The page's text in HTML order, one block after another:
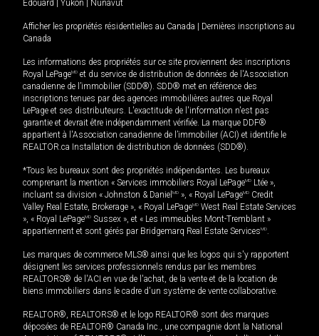
Édouard
Yukon Nunavut
Afficher les propriétés résidentielles au Canada
Dernières inscriptions au
Canada
Les informations des propriétés sur ce site proviennent des inscriptions
Royal LePageMD et du service de distribution de données de l'Association
canadienne de l’immobilier (SDD®). SDD® met en référence des
inscriptions tenues par des agences immobilières autres que Royal
LePage et ses distributeurs. L'exactitude de l'information n'est pas
garantie et devrait être indépendamment vérifiée. La marque DDF®
appartient à l'Association canadienne de l’immobilier (ACI) et identifie le
REALTOR.ca Installation de distribution de données (SDD®).
*Tous les bureaux sont des propriétés indépendantes. Les bureaux
comprenant la mention « Services immobiliers Royal LePageMD Ltée »,
incluant sa division « Johnston & Daniel MD », « Royal LePageMD Credit
Valley Real Estate, Brokerage », « Royal LePageMD West Real Estate Services
», « Royal LePageMD Sussex », et « Les immeubles Mont-Tremblant »
appartiennent et sont gérés par Bridgemarq Real Estate ServicesMD.
Les marques de commerce MLS® ainsi que les logos qui s'y rapportent
désignent les services professionnels rendus par les membres
REALTORS® de l'ACI en vue de l'achat, de la vente et de la location de
biens immobiliers dans le cadre d'un système de vente collaborative.
REALTOR®, REALTORS® et le logo REALTOR® sont des marques
déposées de REALTOR® Canada Inc., une compagnie dont la National